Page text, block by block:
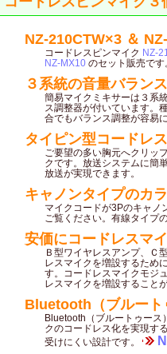
NZ-210CTW×3 ＆
コードレスピンマイク NZ-
NZ-MX10のセット販売です
３系統の音量バラン
簡易マイクミキサーは３系
ス調整器が付いています。
合でもバランス調整が容易に
タイピン型コードレ
ご要望の多い胸元へクリッ
クです。放送システムに簡
放送が実現できます。
キャノンタイプのカ
マイクコードが3Pのキャノ
ご覧ください。有線タイプ
安価にコードレスマ
Ｂ型ワイヤレスアンプ、Ｃ
レスマイクを増設するため
す。コードレスマイクモジ
レスマイクを増設すること
Bluetooth（ブルート
Bluetooth（ブルートゥース
クのコードレス化を実現す
受けにくい設計です。